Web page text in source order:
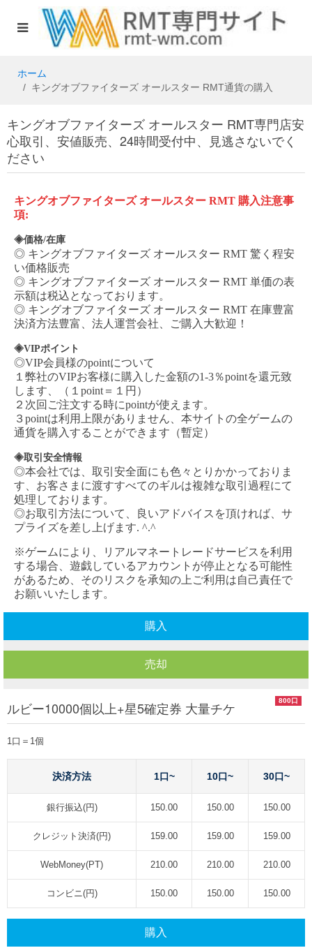
ホーム
キングオブファイターズ オールスター RMT通貨の購入
キングオブファイターズ オールスター RMT専門店安
心取引、安値販売、24時間受付中、見逃さないでく
ださい
キングオブファイターズ オールスター RMT 購入注意事
項:
◈価格/在庫
◎ キングオブファイターズ オールスター RMT 驚く程安
い価格販売
◎ キングオブファイターズ オールスター RMT 単価の表
示額は税込となっております。
◎ キングオブファイターズ オールスター RMT 在庫豊富
決済方法豊富、法人運営会社、ご購入大歓迎！
◈VIPポイント
◎VIP会員様のpointについて
１弊社のVIPお客様に購入した金額の1-3％pointを還元致
します、（１point＝１円）
２次回ご注文する時にpointが使えます。
３pointは利用上限がありません、本サイトの全ゲームの
通貨を購入することができます（暫定）
◈取引安全情報
◎本会社では、取引安全面にも色々とりかかっておりま
す、お客さまに渡すすべてのギルは複雑な取引過程にて
処理しております。
◎お取引方法について、良いアドバイスを頂ければ、サ
プライズを差し上げます. ^.^
※ゲームにより、リアルマネートレードサービスを利用
する場合、遊戯しているアカウントが停止となる可能性
があるため、そのリスクを承知の上ご利用は自己責任で
お願いいたします。
購入
売却
800口
ルビー10000個以上+星5確定券 大量チケ
1口＝1個
決済方法 1口~ 10口~ 30口~
銀行振込(円) 150.00 150.00 150.00
クレジット決済(円) 159.00 159.00 159.00
WebMoney(PT) 210.00 210.00 210.00
コンビニ(円) 150.00 150.00 150.00
購入